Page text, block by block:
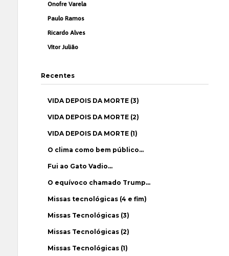
Onofre Varela
Paulo Ramos
Ricardo Alves
Vítor Julião
Recentes
VIDA DEPOIS DA MORTE (3)
VIDA DEPOIS DA MORTE (2)
VIDA DEPOIS DA MORTE (1)
O clima como bem público…
Fui ao Gato Vadio…
O equívoco chamado Trump…
Missas tecnológicas (4 e fim)
Missas Tecnológicas (3)
Missas Tecnológicas (2)
Missas Tecnológicas (1)